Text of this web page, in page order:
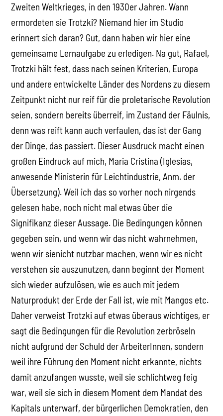
Zweiten Weltkrieges, in den 1930er Jahren. Wann
ermordeten sie Trotzki? Niemand hier im Studio
erinnert sich daran? Gut, dann haben wir hier eine
gemeinsame Lernaufgabe zu erledigen. Na gut, Rafael,
Trotzki hält fest, dass nach seinen Kriterien, Europa
und andere entwickelte Länder des Nordens zu diesem
Zeitpunkt nicht nur reif für die proletarische Revolution
seien, sondern bereits überreif, im Zustand der Fäulnis,
denn was reift kann auch verfaulen, das ist der Gang
der Dinge, das passiert. Dieser Ausdruck macht einen
großen Eindruck auf mich, Maria Cristina (Iglesias,
anwesende Ministerin für Leichtindustrie, Anm. der
Übersetzung). Weil ich das so vorher noch nirgends
gelesen habe, noch nicht mal etwas über die
Signifikanz dieser Aussage. Die Bedingungen können
gegeben sein, und wenn wir das nicht wahrnehmen,
wenn wir sienicht nutzbar machen, wenn wir es nicht
verstehen sie auszunutzen, dann beginnt der Moment
sich wieder aufzulösen, wie es auch mit jedem
Naturprodukt der Erde der Fall ist, wie mit Mangos etc.
Daher verweist Trotzki auf etwas überaus wichtiges, er
sagt die Bedingungen für die Revolution zerbröseln
nicht aufgrund der Schuld der ArbeiterInnen, sondern
weil ihre Führung den Moment nicht erkannte, nichts
damit anzufangen wusste, weil sie schlichtweg feig
war, weil sie sich in diesem Moment dem Mandat des
Kapitals unterwarf, der bürgerlichen Demokratien, den